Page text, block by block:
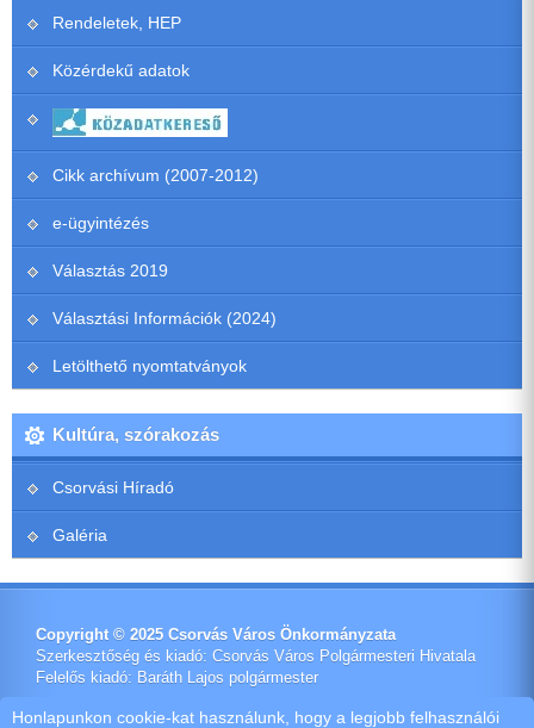
Honlapunkon cookie-kat használunk, hogy a legjobb felhasználói
Rendeletek, HEP
Közérdekű adatok
Cikk archívum (2007-2012)
e-ügyintézés
Választás 2019
Választási Információk (2024)
Letölthető nyomtatványok
Kultúra, szórakozás
Csorvási Híradó
Galéria
Copyright © 2025 Csorvás Város Önkormányzata
Szerkesztőség és kiadó: Csorvás Város Polgármesteri Hivatala
Felelős kiadó: Baráth Lajos polgármester
Impresszum